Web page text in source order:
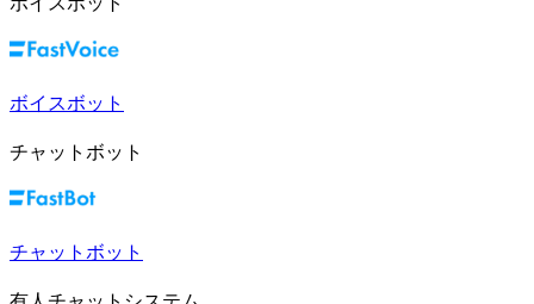
ボイスボット
チャットボット
チャットボット